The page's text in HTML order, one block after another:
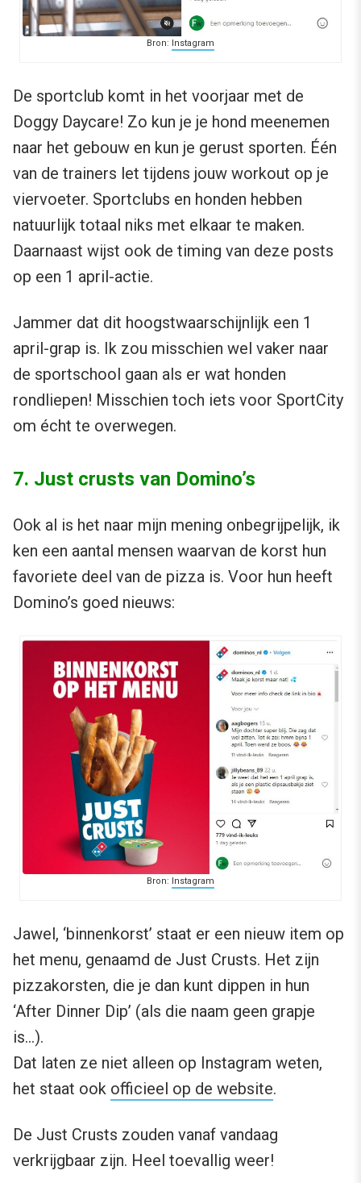
Bron: Instagram
De sportclub komt in het voorjaar met de
Doggy Daycare! Zo kun je je hond meenemen
naar het gebouw en kun je gerust sporten. Één
van de trainers let tijdens jouw workout op je
viervoeter. Sportclubs en honden hebben
natuurlijk totaal niks met elkaar te maken.
Daarnaast wijst ook de timing van deze posts
op een 1 april-actie.
Jammer dat dit hoogstwaarschijnlijk een 1
april-grap is. Ik zou misschien wel vaker naar
de sportschool gaan als er wat honden
rondliepen! Misschien toch iets voor SportCity
om écht te overwegen.
7. Just crusts van Domino’s
Ook al is het naar mijn mening onbegrijpelijk, ik
ken een aantal mensen waarvan de korst hun
favoriete deel van de pizza is. Voor hun heeft
Domino’s goed nieuws:
Bron: Instagram
Jawel, ‘binnenkorst’ staat er een nieuw item op
het menu, genaamd de Just Crusts. Het zijn
pizzakorsten, die je dan kunt dippen in hun
‘After Dinner Dip’ (als die naam geen grapje
is…).
Dat laten ze niet alleen op Instagram weten,
het staat ook officieel op de website.
De Just Crusts zouden vanaf vandaag
verkrijgbaar zijn. Heel toevallig weer!